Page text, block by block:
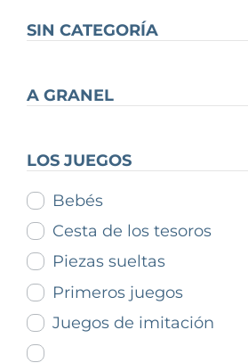
SIN CATEGORÍA
A GRANEL
LOS JUEGOS
Bebés
Cesta de los tesoros
Piezas sueltas
Primeros juegos
Juegos de imitación